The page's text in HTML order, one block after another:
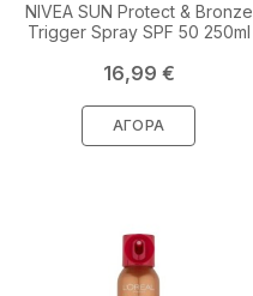
NIVEA SUN Protect & Bronze
Trigger Spray SPF 50 250ml
Τιμή
16,99 €
ΑΓΟΡΆ